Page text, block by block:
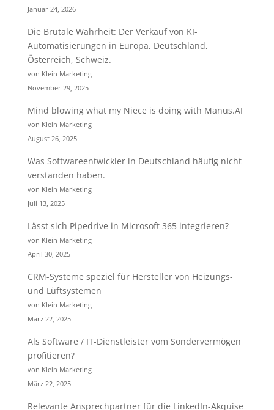
Januar 24, 2026
Die Brutale Wahrheit: Der Verkauf von KI-
Automatisierungen in Europa, Deutschland,
Österreich, Schweiz.
von Klein Marketing
November 29, 2025
Mind blowing what my Niece is doing with Manus.AI
von Klein Marketing
August 26, 2025
Was Softwareentwickler in Deutschland häufig nicht
verstanden haben.
von Klein Marketing
Juli 13, 2025
Lässt sich Pipedrive in Microsoft 365 integrieren?
von Klein Marketing
April 30, 2025
CRM-Systeme speziel für Hersteller von Heizungs-
und Lüftsystemen
von Klein Marketing
März 22, 2025
Als Software / IT-Dienstleister vom Sondervermögen
profitieren?
von Klein Marketing
März 22, 2025
Relevante Ansprechpartner für die LinkedIn-Akquise